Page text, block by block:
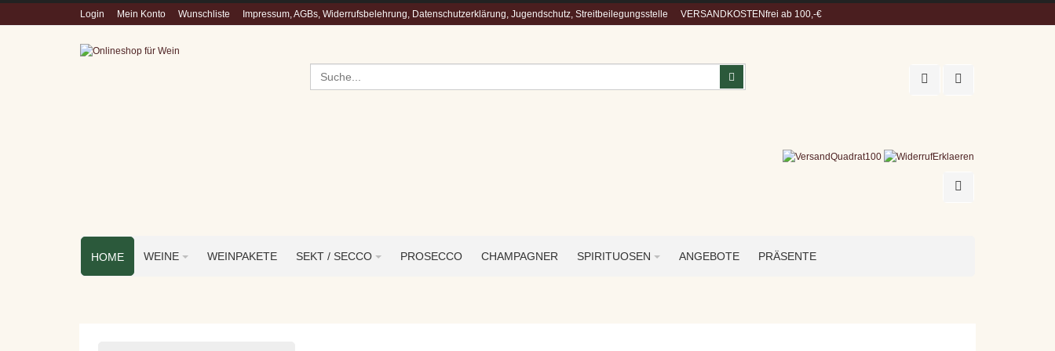
Login Mein Konto Wunschliste Impressum, AGBs, Widerrufsbelehrung, Datenschutzerklärung, Jugendschutz, Streitbeilegungsstelle VERSANDKOSTENfrei ab 100,-€
Suchen
HOME WEINE WEINPAKETE SEKT / SECCO PROSECCO CHAMPAGNER SPIRITUOSEN ANGEBOTE PRÄSENTE